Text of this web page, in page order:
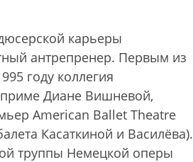
карьеры
антрепренер. Первым из
году коллегия
приме Диане Вишневой,
American Ballet Theatre
Касаткиной и Василёва).
труппы Немецкой оперы